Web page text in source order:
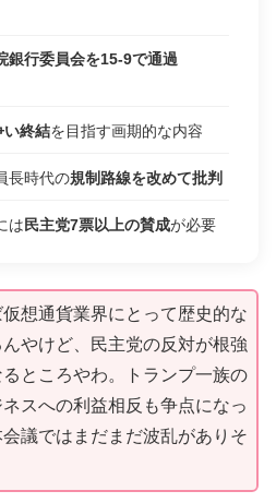
銀行委員会を15-9で通過
い終結を目指す画期的な内容
長時代の規制路線を改めて批判
は民主党7票以上の賛成が必要
想通貨業界にとって歴史的な
やけど、民主党の反対が根強
ところやわ。トランプ一族の
スへの利益相反も争点になっ
議ではまだまだ波乱がありそ